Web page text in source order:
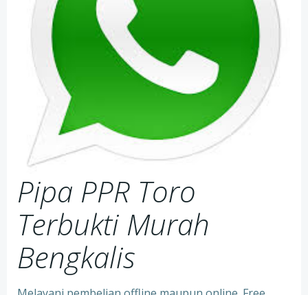
Pipa PPR Toro
Terbukti Murah
Bengkalis